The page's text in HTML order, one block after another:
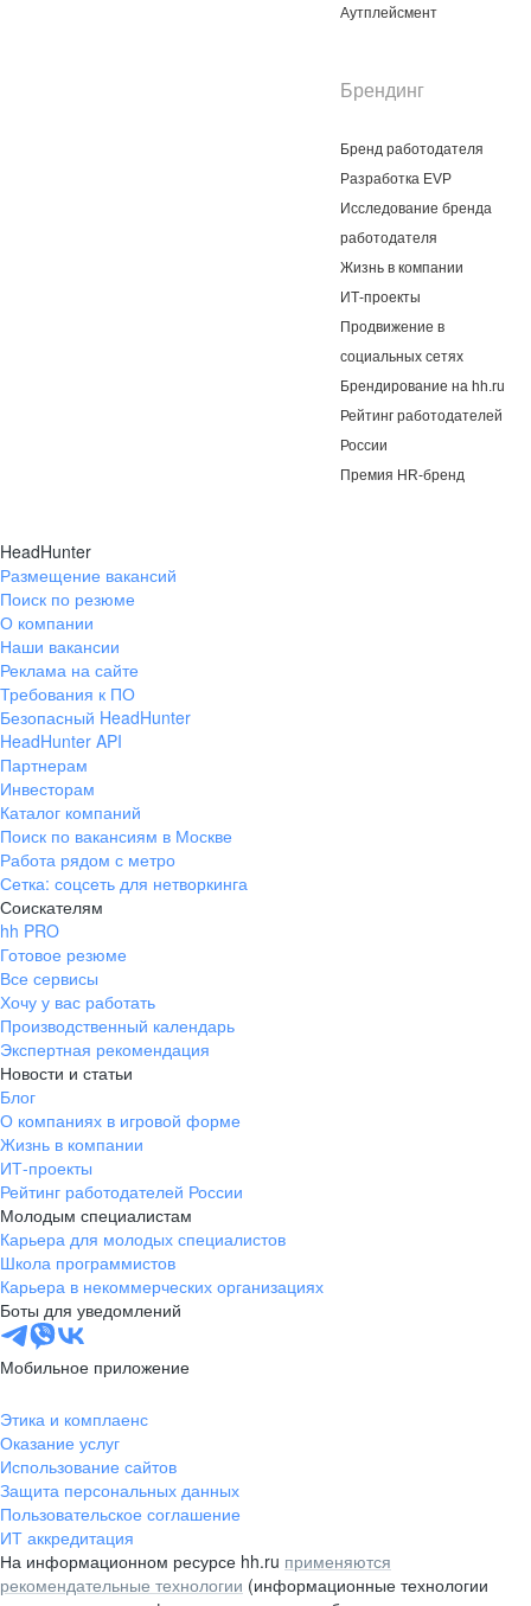
Аутплейсмент
Брендинг
Бренд работодателя
Разработка EVP
Исследование бренда
работодателя
Жизнь в компании
ИТ-проекты
Продвижение в
социальных сетях
Брендирование на hh.ru
Рейтинг работодателей
России
Премия HR-бренд
HeadHunter
Размещение вакансий
Поиск по резюме
О компании
Наши вакансии
Реклама на сайте
Требования к ПО
Безопасный HeadHunter
HeadHunter API
Партнерам
Инвесторам
Каталог компаний
Поиск по вакансиям в Москве
Работа рядом с метро
Сетка: соцсеть для нетворкинга
Соискателям
hh PRO
Готовое резюме
Все сервисы
Хочу у вас работать
Производственный календарь
Экспертная рекомендация
Новости и статьи
Блог
О компаниях в игровой форме
Жизнь в компании
ИТ-проекты
Рейтинг работодателей России
Молодым специалистам
Карьера для молодых специалистов
Школа программистов
Карьера в некоммерческих организациях
Боты для уведомлений
Мобильное приложение
Этика и комплаенс
Оказание услуг
Использование сайтов
Защита персональных данных
Пользовательское соглашение
ИТ аккредитация
На информационном ресурсе hh.ru применяются
рекомендательные технологии (информационные технологии